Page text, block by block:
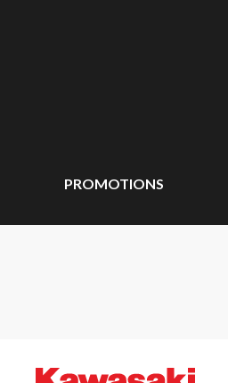
PROMOTIONS